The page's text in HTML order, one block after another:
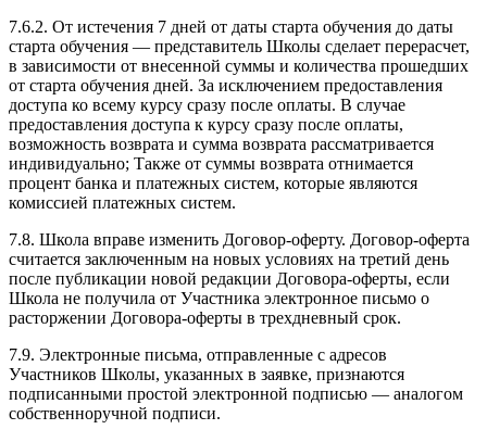
7.6.2. От истечения 7 дней от даты старта обучения до даты
старта обучения — представитель Школы сделает перерасчет,
в зависимости от внесенной суммы и количества прошедших
от старта обучения дней. За исключением предоставления
доступа ко всему курсу сразу после оплаты. В случае
предоставления доступа к курсу сразу после оплаты,
возможность возврата и сумма возврата рассматривается
индивидуально; Также от суммы возврата отнимается
процент банка и платежных систем, которые являются
комиссией платежных систем.
7.8. Школа вправе изменить Договор-оферту. Договор-оферта
считается заключенным на новых условиях на третий день
после публикации новой редакции Договора-оферты, если
Школа не получила от Участника электронное письмо о
расторжении Договора-оферты в трехдневный срок.
7.9. Электронные письма, отправленные с адресов
Участников Школы, указанных в заявке, признаются
подписанными простой электронной подписью — аналогом
собственноручной подписи.